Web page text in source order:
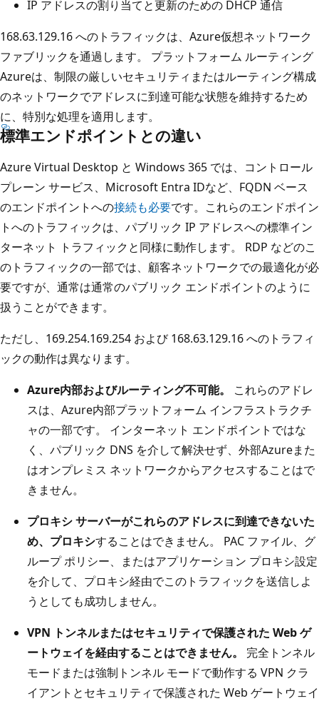
IP アドレスの割り当てと更新のための DHCP 通信
168.63.129.16 へのトラフィックは、Azure仮想ネットワーク
ファブリックを通過します。 プラットフォーム ルーティング
Azureは、制限の厳しいセキュリティまたはルーティング構成
のネットワークでアドレスに到達可能な状態を維持するため
に、特別な処理を適用します。
標準エンドポイントとの違い
Azure Virtual Desktop と Windows 365 では、コントロール
プレーン サービス、Microsoft Entra IDなど、FQDN ベース
のエンドポイントへの接続も必要です。これらのエンドポイン
トへのトラフィックは、パブリック IP アドレスへの標準イン
ターネット トラフィックと同様に動作します。 RDP などのこ
のトラフィックの一部では、顧客ネットワークでの最適化が必
要ですが、通常は通常のパブリック エンドポイントのように
扱うことができます。
ただし、169.254.169.254 および 168.63.129.16 へのトラフィ
ックの動作は異なります。
Azure内部およびルーティング不可能。
これらのアドレ
スは、Azure内部プラットフォーム インフラストラクチ
ャの一部です。 インターネット エンドポイントではな
く、パブリック DNS を介して解決せず、外部Azureまた
はオンプレミス ネットワークからアクセスすることはで
きません。
プロキシ サーバーがこれらのアドレスに到達できないた
め、プロキシすることはできません。 PAC ファイル、グ
ループ ポリシー、またはアプリケーション プロキシ設定
を介して、プロキシ経由でこのトラフィックを送信しよ
うとしても成功しません。
VPN トンネルまたはセキュリティで保護された Web ゲ
ートウェイを経由することはできません。
完全トンネル
モードまたは強制トンネル モードで動作する VPN クラ
イアントとセキュリティで保護された Web ゲートウェイ